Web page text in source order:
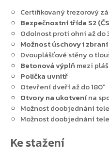
Certifikovaný trezorový
Bezpečnostní třída S2
Odolnost proti ohni až do
Možnost úschovy i
Dvouplášťové stěny o
Betonová výplň mezi
Polička uvnitř
Otevření dveří až do 180°
Otvory na ukotvenína
Možnost doobjednání
Možnost doobjednání